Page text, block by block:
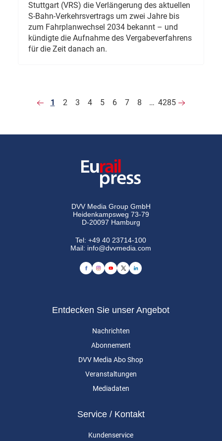
Stuttgart (VRS) die Verlängerung des aktuellen
S-Bahn-Verkehrsvertrags um zwei Jahre bis
zum Fahrplanwechsel 2034 bekannt – und
kündigte die Aufnahme des Vergabeverfahrens
für die Zeit danach an.
1 2 3 4 5 6 7 8 … 4285
DVV Media Group GmbH
Heidenkampsweg 73-79
D-20097 Hamburg
Tel:+49 40 23714-100
Mail: info@dvvmedia.com
Entdecken Sie unser Angebot
Nachrichten
Abonnement
DVV Media Abo Shop
Veranstaltungen
Mediadaten
Service / Kontakt
Kundenservice